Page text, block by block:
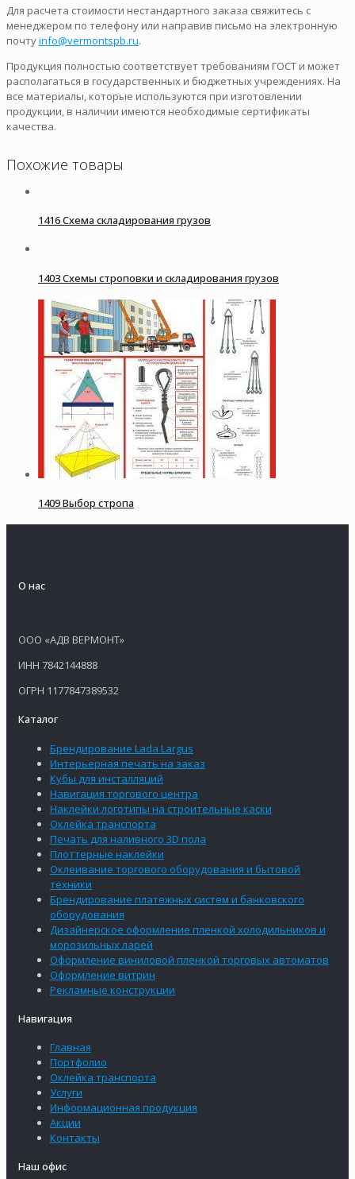
Для расчета стоимости нестандартного заказа свяжитесь с
менеджером по телефону или направив письмо на электронную
почтуinfo@vermontspb.ru.
Продукция полностью соответствует требованиям ГОСТ и может
располагаться в государственных и бюджетных учреждениях. На
все материалы, которые используются при изготовлении
продукции, в наличии имеются необходимые сертификаты
качества.
Похожие товары
1416 Схема складирования грузов
1403 Схемы строповки и складирования грузов
1409 Выбор стропа
О нас
ООО «АДВ ВЕРМОНТ»
ИНН 7842144888
ОГРН 1177847389532
Каталог
Брендирование Lada Largus
Интерьерная печать на заказ
Кубы для инсталляций
Навигация торгового центра
Наклейки логотипы на строительные каски
Оклейка транспорта
Печать для наливного 3D пола
Плоттерные наклейки
Оклеивание торгового оборудования и бытовой
техники
Брендирование платежных систем и банковского
оборудования
Дизайнерское оформление пленкой холодильников и
морозильных ларей
Оформление виниловой пленкой торговых автоматов
Оформление витрин
Рекламные конструкции
Навигация
Главная
Портфолио
Оклейка транспорта
Услуги
Информационная продукция
Акции
Контакты
Наш офис